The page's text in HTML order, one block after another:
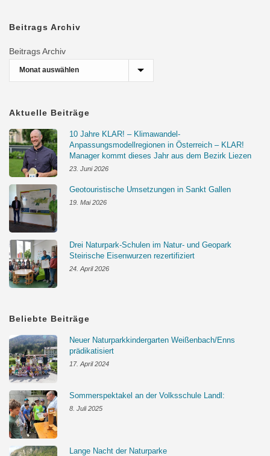
Beitrags Archiv
Beitrags Archiv
Aktuelle Beiträge
10 Jahre KLAR! – Klimawandel-
Anpassungsmodellregionen in Österreich – KLAR!
Manager kommt dieses Jahr aus dem Bezirk Liezen
23. Juni 2026
Geotouristische Umsetzungen in Sankt Gallen
19. Mai 2026
Drei Naturpark-Schulen im Natur- und Geopark
Steirische Eisenwurzen rezertifiziert
24. April 2026
Beliebte Beiträge
Neuer Naturparkkindergarten Weißenbach/Enns
prädikatisiert
17. April 2024
Sommerspektakel an der Volksschule Landl:
8. Juli 2025
Lange Nacht der Naturparke